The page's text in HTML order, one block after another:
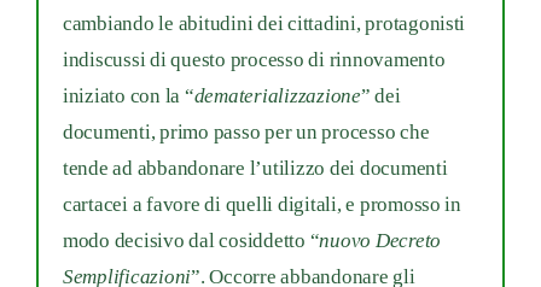
cambiando le abitudini dei cittadini, protagonisti
indiscussi di questo processo di rinnovamento
iniziato con la “dematerializzazione” dei
documenti, primo passo per un processo che
tende ad abbandonare l’utilizzo dei documenti
cartacei a favore di quelli digitali, e promosso in
modo decisivo dal cosiddetto “nuovo Decreto
Semplificazioni”. Occorre abbandonare gli